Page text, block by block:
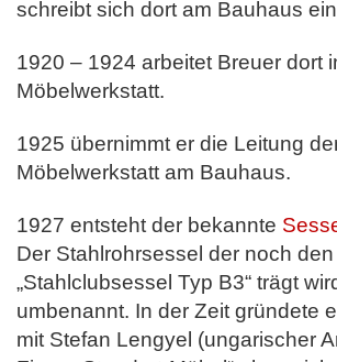
schreibt sich dort am Bauhaus
1920 – 1924 arbeitet Breuer dort
Möbelwerkstatt.
1925 übernimmt er die Leitung
Möbelwerkstatt am Bauhaus.
1927 entsteht der bekannte
Der Stahlrohrsessel der noch
„Stahlclubsessel Typ B3“ trägt
umbenannt. In der Zeit gründete
mit Stefan Lengyel (ungarischer